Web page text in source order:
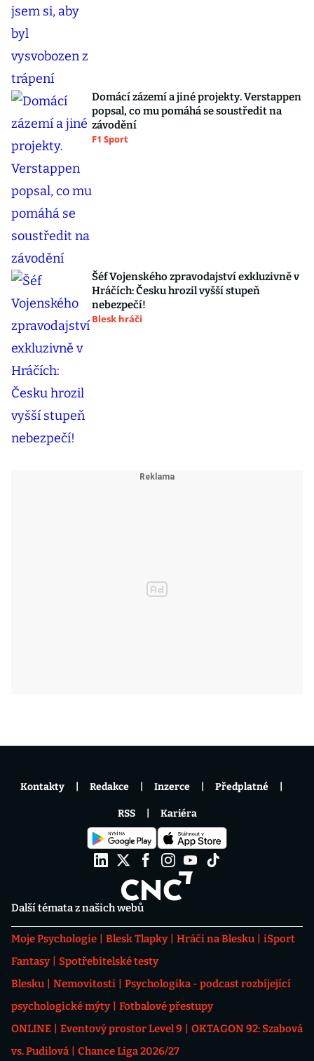
Domácí zázemí a jiné projekty. Verstappen
popsal, co mu pomáhá se soustředit na
závodění
F1 Sport
Šéf Vojenského zpravodajství exkluzivně v
Hráčích: Česku hrozil vyšší stupeň
nebezpečí!
Blesk hráči
Další témata z našich webů
Moje Psychologie Blesk Tlapky Hráči na Blesku
iSport
Fantasy
Spotřebitelské testy
Blesku
Nemovitosti
Psychologika - podcast rozbíjející
psychologické mýty
Fotbalové přestupy
ONLINE
Eventový prostor Level 9
OKTAGON 92: Szabová
vs. Pudilová
Chance Liga 2026/27
Kontakty Redakce Inzerce Předplatné
RSS Kariéra